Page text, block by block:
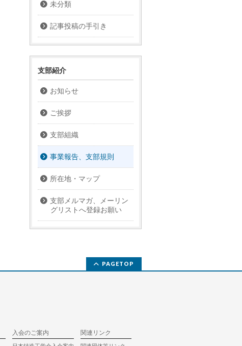
未分類
記事投稿の手引き
支部紹介
お知らせ
ご挨拶
支部組織
事業報告、支部規則
所在地・マップ
支部メルマガ、メーリン
グリストへ登録お願い
PAGETOP
入会のご案内 関連リンク